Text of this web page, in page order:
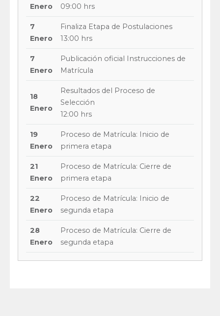
Enero
09:00 hrs
7
Enero
Finaliza Etapa de Postulaciones
13:00 hrs
7
Enero
Publicación oficial Instrucciones de
Matrícula
18
Enero
Resultados del Proceso de
Selección
12:00 hrs
19
Enero
Proceso de Matrícula: Inicio de
primera etapa
21
Enero
Proceso de Matrícula: Cierre de
primera etapa
22
Enero
Proceso de Matrícula: Inicio de
segunda etapa
28
Enero
Proceso de Matrícula: Cierre de
segunda etapa